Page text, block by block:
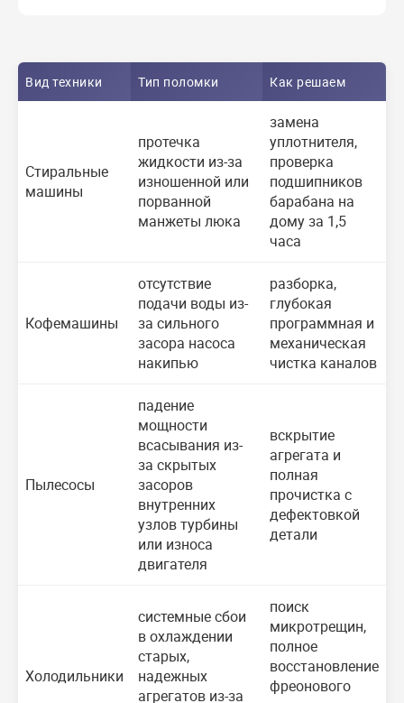
Вид техники Тип поломки Как решаем
Стиральные
машины
протечка
жидкости из-за
изношенной или
порванной
манжеты люка
замена
уплотнителя,
проверка
подшипников
барабана на
дому за 1,5
часа
Кофемашины
отсутствие
подачи воды из-
за сильного
засора насоса
накипью
разборка,
глубокая
программная и
механическая
чистка каналов
Пылесосы
падение
мощности
всасывания из-
за скрытых
засоров
внутренних
узлов турбины
или износа
двигателя
вскрытие
агрегата и
полная
прочистка с
дефектовкой
детали
Холодильники
системные сбои
в охлаждении
старых,
надежных
агрегатов из-за
поиск
микротрещин,
полное
восстановление
фреонового